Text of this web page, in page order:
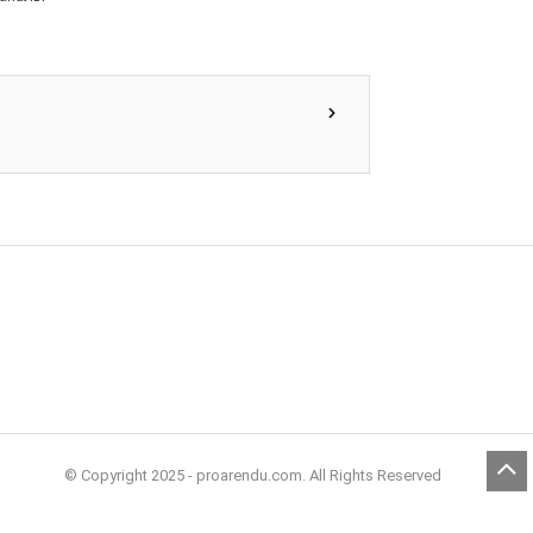
© Copyright 2025 - proarendu.com. All Rights Reserved